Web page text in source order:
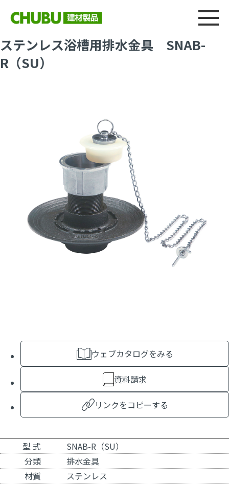
総合
ステンレス浴槽用排水金具 SNAB-
R（SU）
ウェブカタログをみる
資料請求
リンクをコピーする
型 式
SNAB-R（SU）
分類
排水金具
材質
ステンレス